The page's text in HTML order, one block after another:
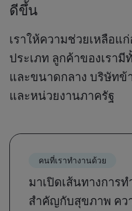
ดีขึ้น
เราให้ความช่วยเหลือแ
ประเภท ลูกค้าของเรามี
และขนาดกลาง บริษัท
และหน่วยงานภาครัฐ
คนที่เราทำงานด้วย
มาเปิดเส้นทางการ
สำคัญกับสุขภาพ คว